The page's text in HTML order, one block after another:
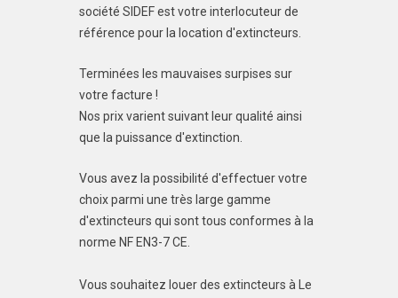
société SIDEF est votre interlocuteur de
référence pour la location d'extincteurs.
Terminées les mauvaises surpises sur
votre facture !
Nos prix varient suivant leur qualité ainsi
que la puissance d'extinction.
Vous avez la possibilité d'effectuer votre
choix parmi une très large gamme
d'extincteurs qui sont tous conformes à la
norme NF EN3-7 CE.
Vous souhaitez louer des extincteurs à Le